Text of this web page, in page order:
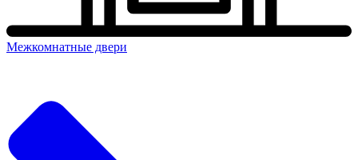
Межкомнатные двери